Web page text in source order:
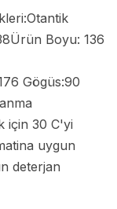
Boyu: 136
Gögüs:90
için 30 C'yi
uygun
deterjan